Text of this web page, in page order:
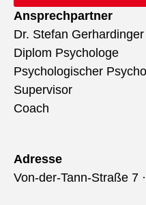
Ansprechpartner
Dr. Stefan Gerhardinger
Diplom Psychologe
Psychologischer
Supervisor
Coach
Adresse
Von-der-Tann-Straße 7